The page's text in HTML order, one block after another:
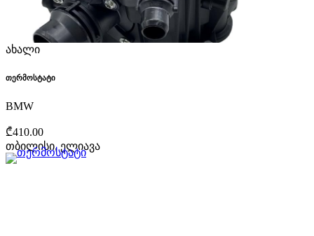
ახალი
თერმოსტატი
BMW
₾410.00
თბილისი, ელიავა